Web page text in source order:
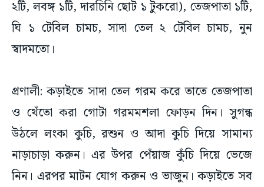
২টি, লবঙ্গ ১টি, দারচিনি ছোট ১ টুকরো), তেজপাতা ১টি,
ঘি ১ টেবিল চামচ, সাদা তেল ২ টেবিল চামচ, নুন
স্বাদমতো।
প্রণালী: কড়াইতে সাদা তেল গরম করে তাতে তেজপাতা
ও থেঁতো করা গোটা গরমমশলা ফোড়ন দিন। সুগন্ধ
উঠলে লংকা কুচি, রশুন ও আদা কুচি দিয়ে সামান্য
নাড়াচাড়া করুন। এর উপর পেঁয়াজ কুঁচি দিয়ে ভেজে
নিন। এরপর মাটন যোগ করুন ও ভাজুন। কড়াইতে সব